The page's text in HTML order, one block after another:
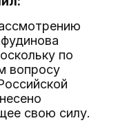
по
вопросу
свою силу.